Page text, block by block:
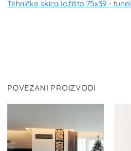
Tehničke skica ložišta 75x39 - tunel
POVEZANI PROIZVODI